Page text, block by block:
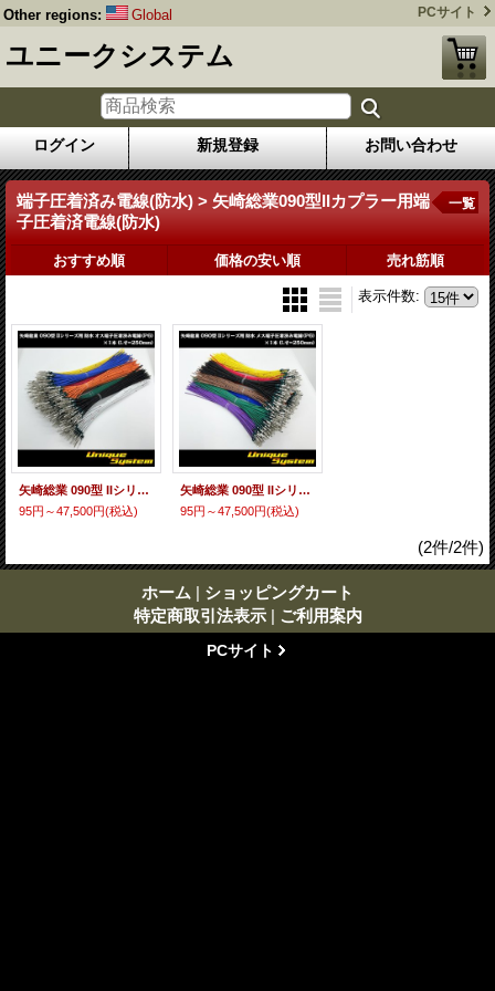
Other regions: Global PCサイト
ユニークシステム
ログイン 新規登録 お問い合わせ
端子圧着済み電線(防水) > 矢崎総業090型IIカプラー用端
子圧着済電線(防水)
一覧
おすすめ順 価格の安い順 売れ筋順
表示件数:
矢崎総業 090型 IIシリーズ用 防水 オス端子圧着済み電線×1本 (L寸=250mm/AVS0.5SQ)
95円～47,500円(税込)
矢崎総業 090型 IIシリーズ用 防水 メス端子圧着済み電線×1本 (L寸=250mm/AVS0.5SQ)
95円～47,500円(税込)
(2件/2件)
ホーム | ショッピングカート
特定商取引法表示 | ご利用案内
PCサイト